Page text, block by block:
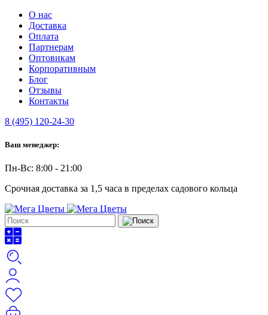
О нас
Доставка
Оплата
Партнерам
Оптовикам
Корпоративным
Блог
Отзывы
Контакты
8 (495) 120-24-30
Ваш менеджер:
Пн-Вс: 8:00 - 21:00
Срочная доставка за 1,5 часа в пределах садового кольца